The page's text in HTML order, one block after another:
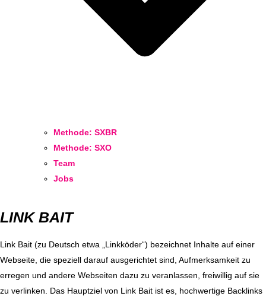
Methode: SXBR
Methode: SXO
Team
Jobs
LINK BAIT
Link Bait (zu Deutsch etwa „Linkköder“) bezeichnet Inhalte auf einer
Webseite, die speziell darauf ausgerichtet sind, Aufmerksamkeit zu
erregen und andere Webseiten dazu zu veranlassen, freiwillig auf sie
zu verlinken. Das Hauptziel von Link Bait ist es, hochwertige Backlinks